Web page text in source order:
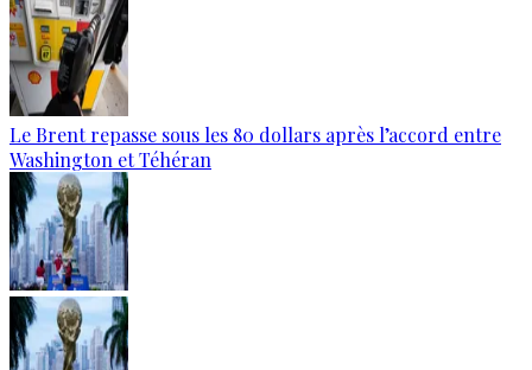
Le Brent repasse sous les 80 dollars après l’accord entre
Washington et Téhéran